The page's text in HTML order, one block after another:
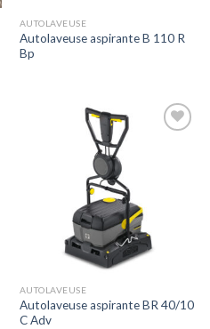
AUTOLAVEUSE
Autolaveuse aspirante B 110 R
Bp
AUTOLAVEUSE
Autolaveuse aspirante BR 40/10
C Adv